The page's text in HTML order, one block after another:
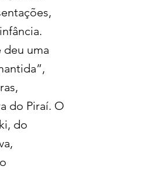
deu uma
do Piraí. O
do